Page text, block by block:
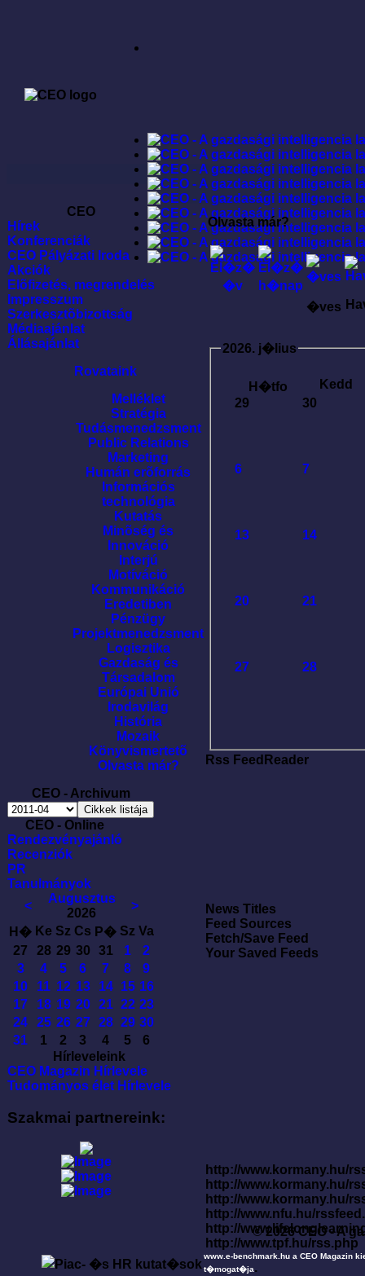
CEO
Hírek
Konferenciák
CEO Pályázati Iroda
Akciók
Elõfizetés, megrendelés
Impresszum
Szerkesztõbizottság
Médiaajánlat
Állásajánlat
Rovataink
Melléklet
Stratégia
Tudásmenedzsment
Public Relations
Marketing
Humán erõforrás
Információs
technológia
Kutatás
Minõség és
Innováció
Interjú
Motíváció
Kommunikáció
Eredetiben
Pénzügy
Projektmenedzsment
Logisztika
Gazdaság és
Társadalom
Európai Unió
Irodavilág
História
Mozaik
Könyvismertetõ
Olvasta már?
CEO - Archivum
CEO - Online
Rendezvényajánló
Recenziók
PR
Tanulmányok
<
Augusztus
2026
>
H� Ke Sz Cs P� Sz Va
27
28 29 30 31 1
2
3
4 5 6 7 8
9
10
11 12 13 14 15 16
17
18 19 20 21 22 23
24
25 26 27 28 29 30
31
1 2 3 4 5
6
Hírleveleink
CEO Magazin Hírlevele
Tudományos élet Hírlevele
Szakmai partnereink:
Olvasta már?
�ves
2026. j�lius
H�tfo
Kedd
29
30
6 7
13 14
20 21
27 28
Rss FeedReader
News Titles
Feed Sources
Fetch/Save Feed
Your Saved Feeds
http://www.kormany.hu/
http://www.kormany.hu/
http://www.kormany.hu/
http://www.nfu.hu/
http://
http://www.tpf.hu/rss.php
© 2026 CEO - A
www.e-benchmark.hu a CEO Magazin
t�mogat�ja.